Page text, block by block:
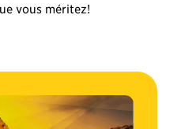
vous méritez!